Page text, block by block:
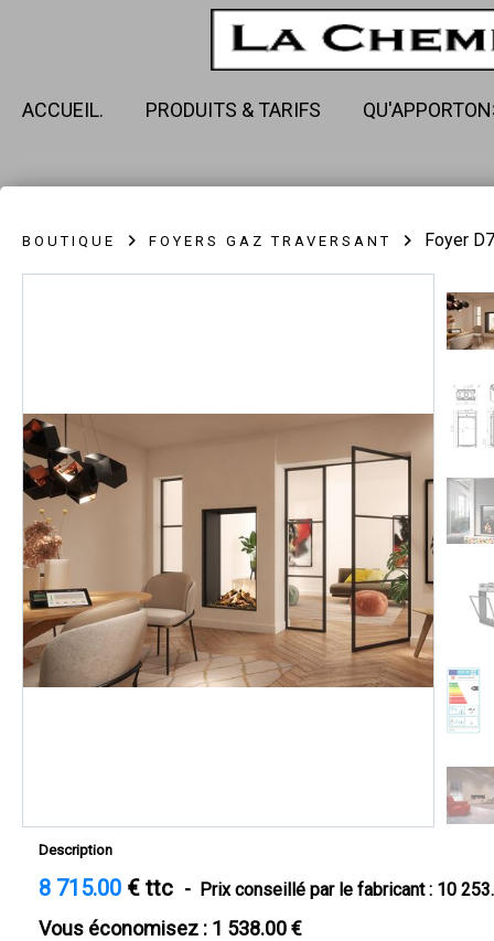
ACCUEIL. PRODUITS & TARIFS
BOUTIQUE FOYERS GAZ TRAVERSANT Foyer
Description
8 715.00 € ttc - Prix conseillé par le fabricant : 10
Vous économisez : 1 538.00 €